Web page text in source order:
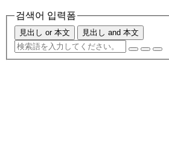
검색어 입력폼
見出し or 本文 見出し and 本文